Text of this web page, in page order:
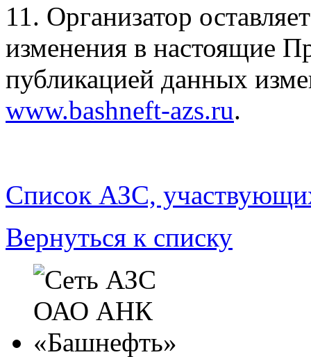
11. Организатор
изменения в настоящие
публикацией данных
www.bashneft-azs.ru.
Список АЗС,
Вернуться к списку